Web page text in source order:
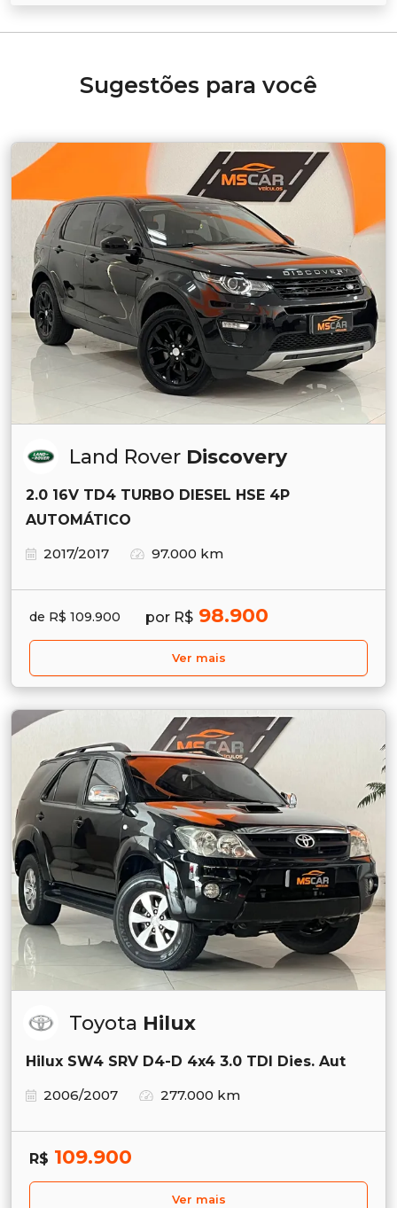
Sugestões para você
Land Rover Discovery
2.0 16V TD4 TURBO DIESEL HSE 4P
AUTOMÁTICO
2017/2017
97.000 km
de R$ 109.900 por R$ 98.900
Ver mais
Toyota Hilux
Hilux SW4 SRV D4-D 4x4 3.0 TDI Dies. Aut
2006/2007
277.000 km
R$ 109.900
Ver mais